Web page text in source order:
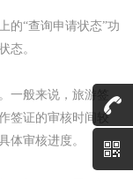
的“查询申请状态”功
态。
一般来说，旅游签
签证的审核时间较
体审核进度。